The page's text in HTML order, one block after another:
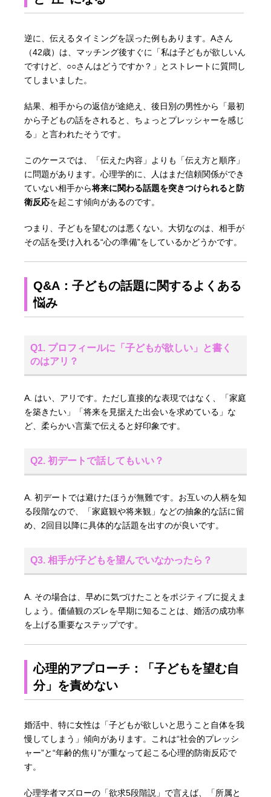
逆に、伝えるタイミングを誤った例もあります。Aさん
（42歳）は、マッチング後すぐに「私は子どもが欲しいん
ですけど、○○さんはどうですか？」とストレートに質問し
てしまいました。
結果、相手からの返信が途絶え、後日別の男性から「最初
から子どもの話をされると、ちょっとプレッシャーを感じ
る」と言われたそうです。
このケースでは、「伝えた内容」よりも「伝え方と順序」
に問題があります。心理学的に、人はまだ信頼関係ができ
ていない相手から将来に関わる話題を突きつけられると防
衛反応を起こす傾向があるのです。
つまり、子どもを望むのは悪くない。大切なのは、相手が
その話を受け入れる“心の準備”をしているかどうかです。
Q&A：子どもの話題に関するよくある
悩み
Q1. プロフィールに「子どもが欲しい」と書く
のはアリ？
A. はい、アリです。ただし直接的な表現ではなく、「家庭
を築きたい」「将来を見据えた出会いを求めている」な
ど、柔らかい言葉で伝えると好印象です。
Q2. 初デートで話してもいい？
A. 初デートでは避けたほうが無難です。お互いの人柄を知
る段階なので、「家庭観や将来観」などの抽象的な話に留
め、2回目以降に具体的な話題を出すのが良いです。
Q3. 相手が子どもを望んでいなかったら？
A. その場合は、早めに気づけたことをポジティブに捉えま
しょう。価値観のズレを早期に知ることは、婚活の成功率
を上げる重要なステップです。
心理的アプローチ：「子どもを望む自
分」を責めない
婚活中、特に女性は「子どもが欲しいと思うこと自体を我
慢してしまう」傾向があります。これは“社会的プレッシ
ャー”と“年齢的焦り”が重なって起こる心理的防衛反応で
す。
心理学者マズローの「欲求5段階説」で言えば、「所属と